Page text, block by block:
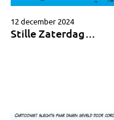
12 december 2024
Stille Zaterdag…